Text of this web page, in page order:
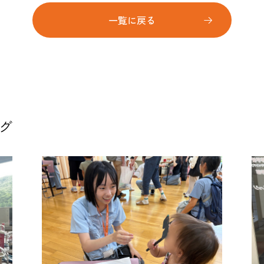
一覧に戻る